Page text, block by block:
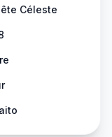
Céleste